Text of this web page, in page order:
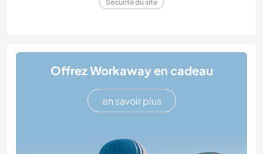
Sécurité du site
Offrez Workaway en cadeau
en savoir plus